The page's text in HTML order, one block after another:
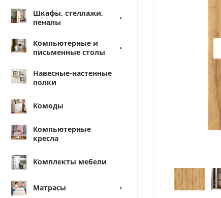
Шкафы, стеллажи,
пеналы
Компьютерные и
письменные столы
Навесные-настенные
полки
Комоды
Компьютерные
кресла
Комплекты мебели
Матрасы